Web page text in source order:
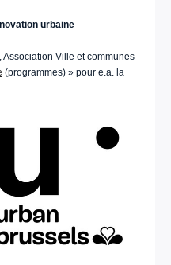
urbaine
Association Ville et communes
(programmes) » pour e.a. la